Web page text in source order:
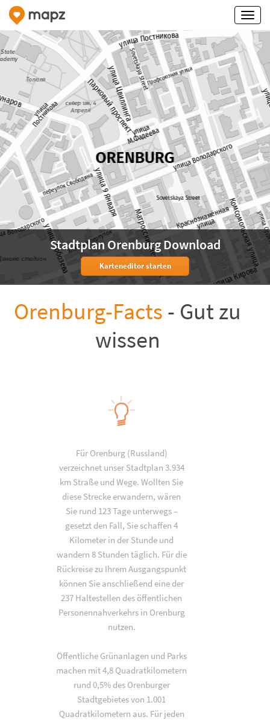
Stadtplan Orenburg Download
Karteneditor starten
Orenburg-Facts - Gut zu
wissen
Für Orenburg (Russland)
verzeichnet unser Stadtplan 3.934
km Straße und Wege. Wollten Sie
diese Strecke erwandern, wären
Sie rund 123 Tage unterwegs –
gesetzt den Fall, Sie schaffen 4
Kilometer in der Stunde und
wandern 8 Stunden täglich. Für die
Rückreise zu Ihrem Ausgangspunkt
können Sie anschließend eine der
237 Haltestellen des öffentlichen
Personennahverkehrs in Orenburg
nutzen.
Öffentliche Grünanlagen und Parks
machen mit 4,8 Quadratkilometern
rund 0,5% des Orenburger
Stadtgebietes von 1.001
Quadratkilometern aus. Für jeden